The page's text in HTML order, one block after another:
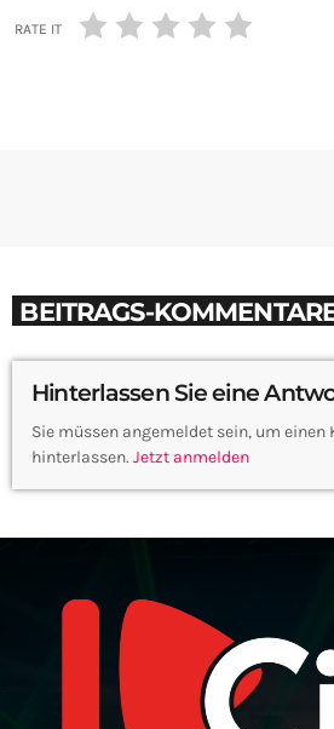
RATE IT
BEITRAGS-
Hinterlassen Sie eine
Sie müssen angemeldet sein, um einen
hinterlassen. Jetzt anmelden